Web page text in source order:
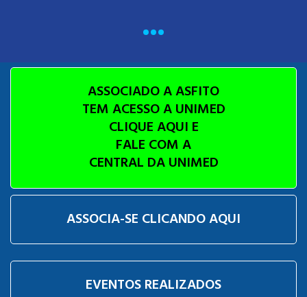
ASSOCIADO A ASFITO
TEM ACESSO A UNIMED
CLIQUE AQUI E
FALE COM A
CENTRAL DA UNIMED
ASSOCIA-SE CLICANDO AQUI
EVENTOS REALIZADOS